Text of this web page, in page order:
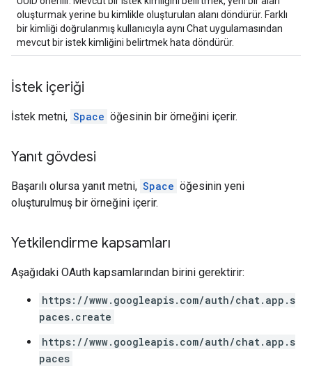
oluşturmak yerine bu kimlikle oluşturulan alanı döndürür. Farklı
bir kimliği doğrulanmış kullanıcıyla aynı Chat uygulamasından
mevcut bir istek kimliğini belirtmek hata döndürür.
İstek içeriği
İstek metni, Space öğesinin bir örneğini içerir.
Yanıt gövdesi
Başarılı olursa yanıt metni, Space öğesinin yeni
oluşturulmuş bir örneğini içerir.
Yetkilendirme kapsamları
Aşağıdaki OAuth kapsamlarından birini gerektirir:
https://www.googleapis.com/auth/chat.app.s
paces.create
https://www.googleapis.com/auth/chat.app.s
paces